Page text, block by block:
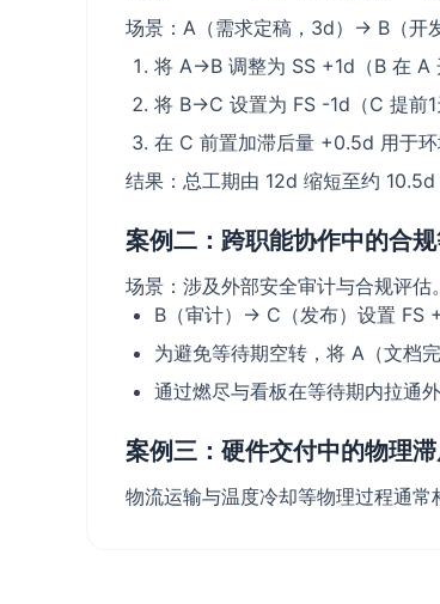
场景：A（需求定稿，3d）→ B（开
将 A→B 调整为 SS +1d（B 在 A
将 B→C 设置为 FS -1d（C 提前1
在 C 前置加滞后量 +0.5d 用于环
结果：总工期由 12d 缩短至约
案例二：跨职能协作中的合
场景：涉及外部安全审计与合规评估
B（审计）→ C（发布）设置 FS
为避免等待期空转，将 A（文档
通过燃尽与看板在等待期内拉通
案例三：硬件交付中的物理
物流运输与温度冷却等物理过程通常